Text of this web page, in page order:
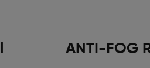
ANTI-FOG